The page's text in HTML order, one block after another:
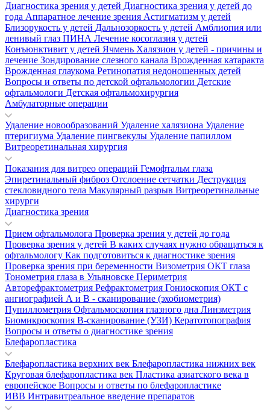
Диагностика зрения у детей Диагностика зрения у детей до
года Аппаратное лечение зрения Астигматизм у детей
Близорукость у детей Дальнозоркость у детей Амблиопия или
ленивый глаз ПИНА Лечение косоглазия у детей
Конъюнктивит у детей Ячмень Халязион у детей - причины и
лечение Зондирование слезного канала Врожденная катаракта
Врожденная глаукома Ретинопатия недоношенных детей
Вопросы и ответы по детской офтальмологии Детские
офтальмологи Детская офтальмохирургия
Амбулаторные операции
Удаление новообразований Удаление халязиона Удаление
птеригиума Удаление пингвекулы Удаление папиллом
Витреоретинальная хирургия
Показания для витрео операций Гемофтальм глаза
Эпиретинальный фиброз Отслоение сетчатки Деструкция
стекловидного тела Макулярный разрыв Витреоретинальные
хирурги
Диагностика зрения
Прием офтальмолога Проверка зрения у детей до года
Проверка зрения у детей В каких случаях нужно обращаться к
офтальмологу Как подготовиться к диагностике зрения
Проверка зрения при беременности Визометрия ОКТ глаза
Тонометрия глаза в Ульяновске Периметрия
Авторефрактометрия Рефрактометрия Гониоскопия ОКТ с
ангиографией А и В - сканирование (эхобиометрия)
Пупиллометрия Офтальмоскопия глазного дна Линзметрия
Биомикроскопия В-сканирование (УЗИ) Кератотопография
Вопросы и ответы о диагностике зрения
Блефаропластика
Блефаропластика верхних век Блефаропластика нижних век
Круговая блефаропластика век Пластика азиатского века в
европейское Вопросы и ответы по блефаропластике
ИВВ Интравитреальное введение препаратов